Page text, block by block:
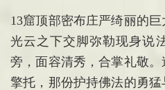
13窟顶部密布庄严绮丽的巨
光云之下交脚弥勒现身说
旁，面容清秀，合掌礼敬
擎托，那份护持佛法的勇